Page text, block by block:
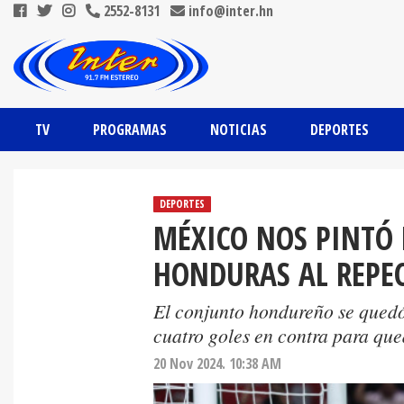
2552-8131 info@inter.hn
TV PROGRAMAS NOTICIAS DEPORTES
DEPORTES
MÉXICO NOS
HONDURAS AL
El conjunto hondureño se
cuatro goles en contra para
20 Nov 2024. 10:38 AM